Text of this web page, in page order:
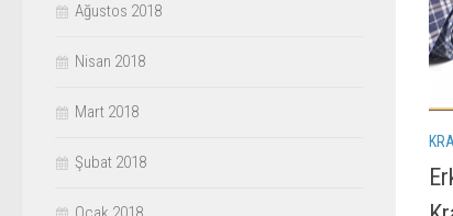
Ağustos 2018
Nisan 2018
Mart 2018
Şubat 2018